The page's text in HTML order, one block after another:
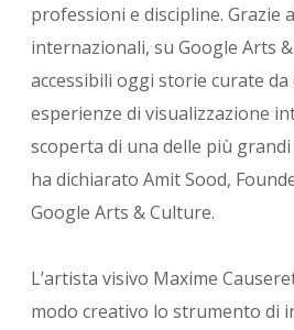
professioni e discipline. Grazie
internazionali, su Google Arts
accessibili oggi storie curate da
esperienze di visualizzazione
scoperta di una delle più
ha dichiarato Amit Sood,
Google Arts & Culture.
L’artista visivo Maxime
modo creativo lo strumento di